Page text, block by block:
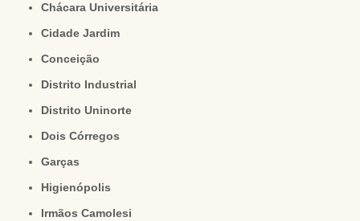
Chácara Universitária
Cidade Jardim
Conceição
Distrito Industrial
Distrito Uninorte
Dois Córregos
Garças
Higienópolis
Irmãos Camolesi